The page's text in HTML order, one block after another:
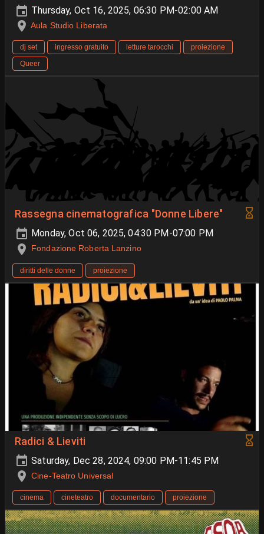
Thursday, Oct 16, 2025, 06:30 PM-02:00 AM
Aula Studio Liberata
dj set ingresso gratuito letture tarocchi
proiezione
Queer
Rassegna cinematografica "Donne Libere"
Monday, Oct 06, 2025, 04:30 PM-07:00 PM
Fondazione Roberta Lanzino
diritti delle donne proiezione
Radici & Lieviti
Saturday, Dec 28, 2024, 09:00 PM-11:45 PM
Cine-Teatro Universal
cinema cineteatro documentario proiezione